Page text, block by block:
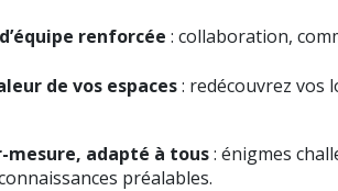
renforcée : collaboration,
de vos espaces: redécouvrez vos
mesure, adapté à tous: énigmes
préalables.